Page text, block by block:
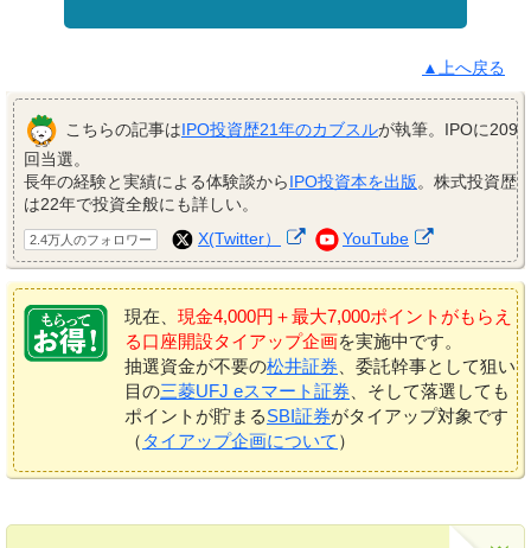
▲上へ戻る
こちらの記事はIPO投資歴21年のカブスルが執筆。IPOに209
回当選。
長年の経験と実績による体験談からIPO投資本を出版。株式投資歴
は22年で投資全般にも詳しい。
2.4万人のフォロワー X(Twitter） YouTube
現在、 現金4,000円＋最大7,000ポイントがもらえ
る口座開設タイアップ企画を実施中です。
抽選資金が不要の松井証券、委託幹事として狙い
目の三菱UFJ eスマート証券、そして落選しても
ポイントが貯まるSBI証券がタイアップ対象です
（ タイアップ企画について ）